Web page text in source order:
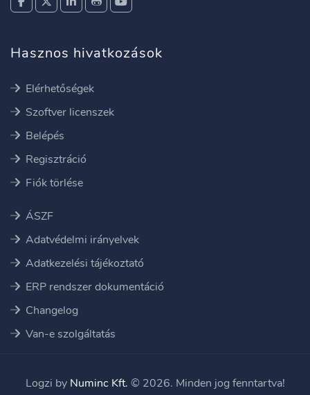
Hasznos hivatkozások
Elérhetőségek
Szoftver licenszek
Belépés
Regisztráció
Fiók törlése
ÁSZF
Adatvédelmi irányelvek
Adatkezelési tájékoztató
ERP rendszer dokumentáció
Changelog
Van-e szolgáltatás
Logzi by Numinc Kft. © 2026. Minden jog fenntartva!